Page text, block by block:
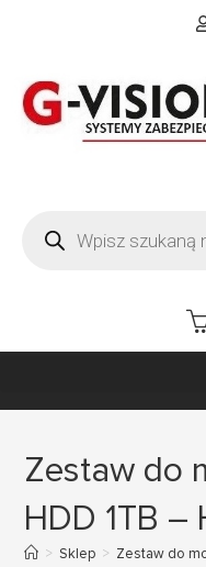
Zestaw do
HDD 1TB –
> Sklep > Zestaw do